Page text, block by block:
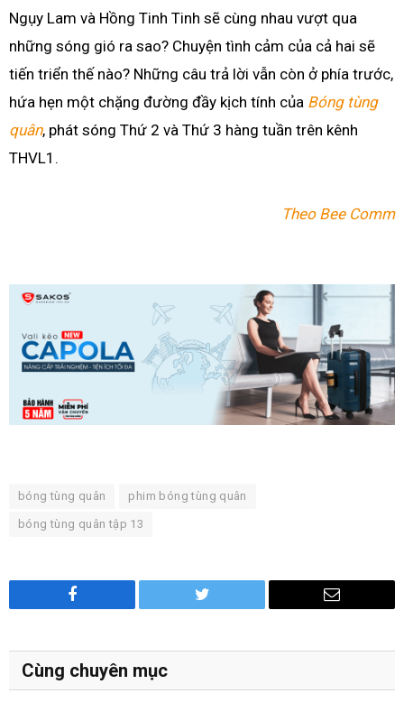
Ngụy Lam và Hồng Tinh Tinh sẽ cùng nhau vượt qua
những sóng gió ra sao? Chuyện tình cảm của cả hai sẽ
tiến triển thế nào? Những câu trả lời vẫn còn ở phía trước,
hứa hẹn một chặng đường đầy kịch tính của Bóng tùng
quân, phát sóng Thứ 2 và Thứ 3 hàng tuần trên kênh
THVL1.
Theo Bee Comm
bóng tùng quân phim bóng tùng quân
bóng tùng quân tập 13
Facebook Twitter Email
Cùng chuyên mục